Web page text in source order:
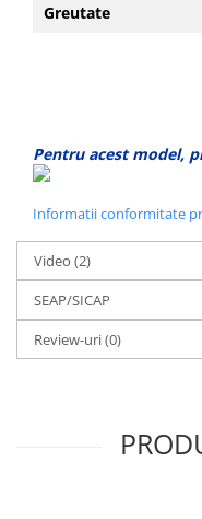
Greutate
Pentru acest model,
Informatii conformitate
Video (2)
SEAP/SICAP
Review-uri(0)